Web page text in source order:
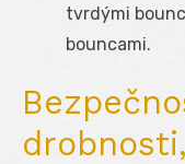
tvrdými
bouncami.